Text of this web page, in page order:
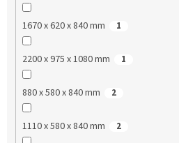
1670 x 620 x 840 mm 1
2200 x 975 x 1080 mm 1
880 x 580 x 840 mm 2
1110 x 580 x 840 mm 2